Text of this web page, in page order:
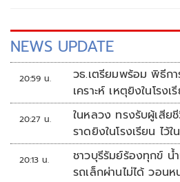
NEWS UPDATE
20:59 น.
วธ.เตรียมพร้อม พิธีกา
เคราะห์ เหตุยิงในโรงเ
20:27 น.
ในหลวง ทรงรับผู้เสีย
ราดยิงในโรงเรียน ไว้ใ
20:13 น.
ชาวบุรีรัมย์ร้องทุกข์ น้
รถเล็กผ่านไม่ได้ วอนห